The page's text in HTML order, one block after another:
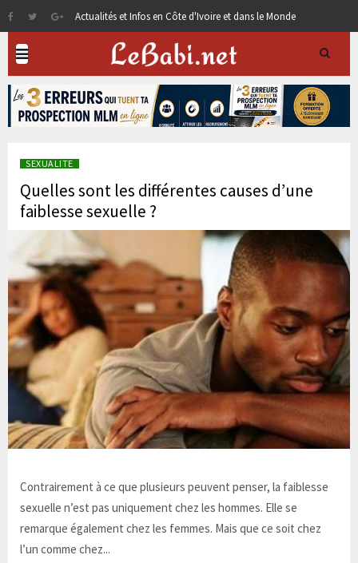
Actualités et Infos en Côte d'Ivoire et dans le Monde
SEXUALITE
Quelles sont les différentes causes d’une
faiblesse sexuelle ?
Contrairement à ce que plusieurs peuvent penser, la faiblesse
sexuelle n’est pas uniquement chez les hommes. Elle se
remarque également chez les femmes. Mais que ce soit chez
l’un comme chez...